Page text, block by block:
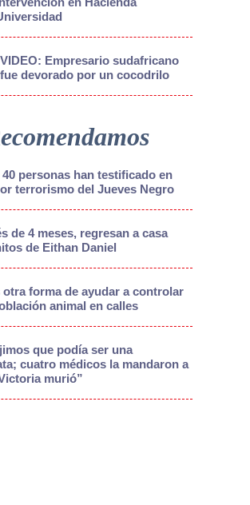
VIDEO: Empresario sudafricano
fue devorado por un cocodrilo
40 personas han testificado en
terrorismo del Jueves Negro
de 4 meses, regresan a casa
de Eithan Daniel
otra forma de ayudar a controlar
animal en calles
que podía ser una
cuatro médicos la mandaron a
murió”